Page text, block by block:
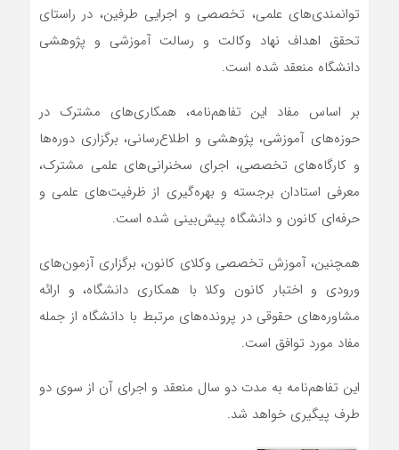
توانمندی‌های علمی، تخصصی و اجرایی طرفین، در راستای
تحقق اهداف نهاد وکالت و رسالت آموزشی و پژوهشی
دانشگاه منعقد شده است.
بر اساس مفاد این تفاهم‌نامه، همکاری‌های مشترک در
حوزه‌های آموزشی، پژوهشی و اطلاع‌رسانی، برگزاری دوره‌ها
و کارگاه‌های تخصصی، اجرای سخنرانی‌های علمی مشترک،
معرفی استادان برجسته و بهره‌گیری از ظرفیت‌های علمی و
حرفه‌ای کانون و دانشگاه پیش‌بینی شده است.
همچنین، آموزش تخصصی وکلای کانون، برگزاری آزمون‌های
ورودی و اختبار کانون وکلا با همکاری دانشگاه، و ارائه
مشاوره‌های حقوقی در پرونده‌های مرتبط با دانشگاه از جمله
مفاد مورد توافق است.
این تفاهم‌نامه به مدت دو سال منعقد و اجرای آن از سوی دو
طرف پیگیری خواهد شد.